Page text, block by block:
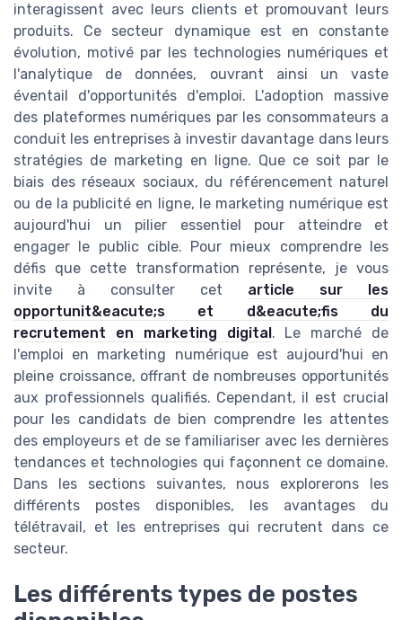
interagissent avec leurs clients et promouvant leurs
produits. Ce secteur dynamique est en constante
évolution, motivé par les technologies numériques et
l'analytique de données, ouvrant ainsi un vaste
éventail d'opportunités d'emploi. L'adoption massive
des plateformes numériques par les consommateurs a
conduit les entreprises à investir davantage dans leurs
stratégies de marketing en ligne. Que ce soit par le
biais des réseaux sociaux, du référencement naturel
ou de la publicité en ligne, le marketing numérique est
aujourd'hui un pilier essentiel pour atteindre et
engager le public cible. Pour mieux comprendre les
défis que cette transformation représente, je vous
invite à consulter cet article sur les
opportunit&eacute;s et d&eacute;fis du
recrutement en marketing digital . Le marché de
l'emploi en marketing numérique est aujourd'hui en
pleine croissance, offrant de nombreuses opportunités
aux professionnels qualifiés. Cependant, il est crucial
pour les candidats de bien comprendre les attentes
des employeurs et de se familiariser avec les dernières
tendances et technologies qui façonnent ce domaine.
Dans les sections suivantes, nous explorerons les
différents postes disponibles, les avantages du
télétravail, et les entreprises qui recrutent dans ce
secteur.
Les différents types de postes